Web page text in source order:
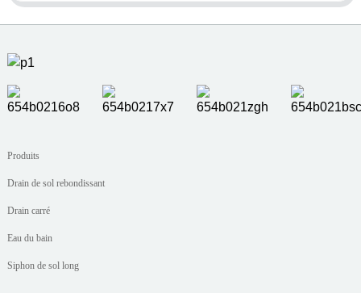
Produits
Drain de sol rebondissant
Drain carré
Eau du bain
Siphon de sol long